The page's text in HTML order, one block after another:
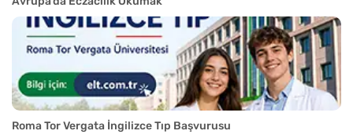
Roma Tor Vergata İngilizce Tıp Başvurusu